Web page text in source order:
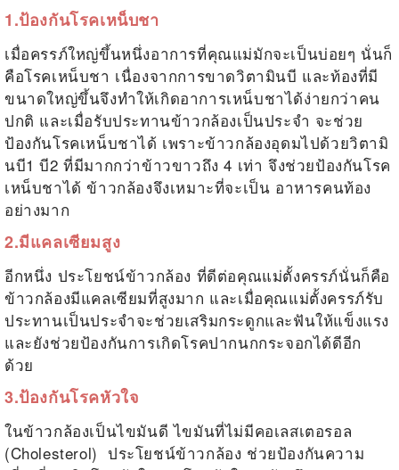
1.ป้องกันโรคเหน็บชา
เมื่อครรภ์ใหญ่ขึ้นหนึ่งอาการที่คุณแม่มักจะเป็นบ่อยๆ นั่นก็
คือโรคเหน็บชา เนื่องจากการขาดวิตามินบี และท้องที่มี
ขนาดใหญ่ขึ้นจึงทำให้เกิดอาการเหน็บชาได้ง่ายกว่าคน
ปกติ และเมื่อรับประทานข้าวกล้องเป็นประจำ จะช่วย
ป้องกันโรคเหน็บชาได้ เพราะข้าวกล้องอุดมไปด้วยวิตามิ
นบี1 บี2 ที่มีมากกว่าข้าวขาวถึง 4 เท่า จึงช่วยป้องกันโรค
เหน็บชาได้ ข้าวกล้องจึงเหมาะที่จะเป็น อาหารคนท้อง
อย่างมาก
2.มีแคลเซียมสูง
อีกหนึ่ง ประโยชน์ข้าวกล้อง ที่ดีต่อคุณแม่ตั้งครรภ์นั่นก็คือ
ข้าวกล้องมีแคลเซียมที่สูงมาก และเมื่อคุณแม่ตั้งครรภ์รับ
ประทานเป็นประจำจะช่วยเสริมกระดูกและฟันให้แข็งแรง
และยังช่วยป้องกันการเกิดโรคปากนกกระจอกได้ดีอีก
ด้วย
3.ป้องกันโรคหัวใจ
ในข้าวกล้องเป็นไขมันดี ไขมันที่ไม่มีคอเลสเตอรอล
(Cholesterol) ประโยชน์ข้าวกล้อง ช่วยป้องกันความ